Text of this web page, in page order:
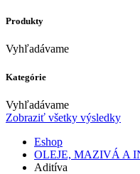
Produkty
Vyhľadávame
Kategórie
Vyhľadávame
Zobraziť všetky výsledky
Eshop
OLEJE, MAZIVÁ A
Aditíva